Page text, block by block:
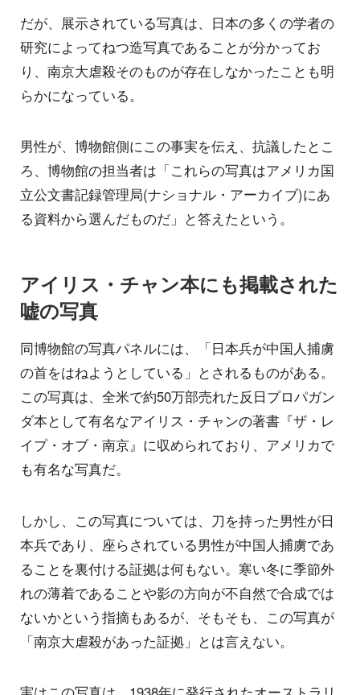
だが、展示されている写真は、日本の多くの学者の
研究によってねつ造写真であることが分かってお
り、南京大虐殺そのものが存在しなかったことも明
らかになっている。
男性が、博物館側にこの事実を伝え、抗議したとこ
ろ、博物館の担当者は「これらの写真はアメリカ国
立公文書記録管理局(ナショナル・アーカイブ)にあ
る資料から選んだものだ」と答えたという。
アイリス・チャン本にも掲載された
嘘の写真
同博物館の写真パネルには、「日本兵が中国人捕虜
の首をはねようとしている」とされるものがある。
この写真は、全米で約50万部売れた反日プロパガン
ダ本として有名なアイリス・チャンの著書『ザ・レ
イプ・オブ・南京』に収められており、アメリカで
も有名な写真だ。
しかし、この写真については、刀を持った男性が日
本兵であり、座らされている男性が中国人捕虜であ
ることを裏付ける証拠は何もない。寒い冬に季節外
れの薄着であることや影の方向が不自然で合成では
ないかという指摘もあるが、そもそも、この写真が
「南京大虐殺があった証拠」とは言えない。